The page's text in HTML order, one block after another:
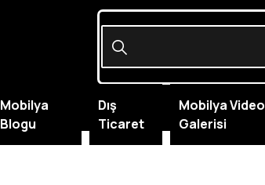
Mobilya
Blogu
Dış
Ticaret
Mobilya Video
Galerisi